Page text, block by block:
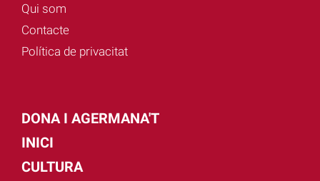
Qui som
Contacte
Política de privacitat
DONA I AGERMANA'T
INICI
CULTURA